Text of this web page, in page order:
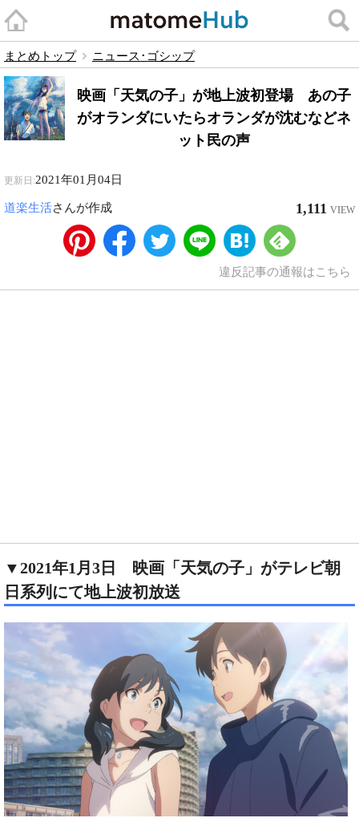
まとめトップ ニュース･ゴシップ
映画「天気の子」が地上波初登場 あの子
がオランダにいたらオランダが沈むなどネ
ット民の声
更新日:2021年01月04日
道楽生活さんが作成 1,111 VIEW
違反記事の通報はこちら
▼2021年1月3日 映画「天気の子」がテレビ朝
日系列にて地上波初放送